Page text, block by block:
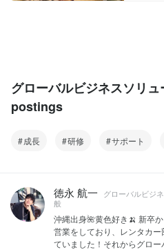
グローバルビジネスソリ
postings
成長 研修 サポート
徳永 航一
グローバルビジ
般
沖縄出身🌺黄色好き🍌 新卒
営業をしており、レンタカ
ていました！それからグロ